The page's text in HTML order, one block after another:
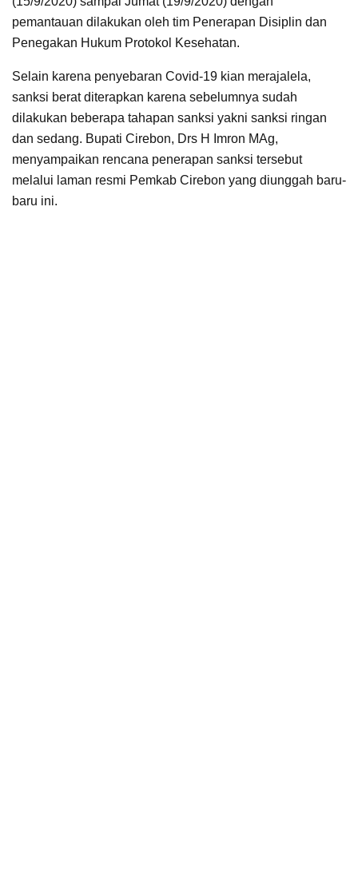
pemantauan dilakukan oleh tim Penerapan Disiplin dan
Penegakan Hukum Protokol Kesehatan.
Selain karena penyebaran Covid-19 kian merajalela,
sanksi berat diterapkan karena sebelumnya sudah
dilakukan beberapa tahapan sanksi yakni sanksi ringan
dan sedang. Bupati Cirebon, Drs H Imron MAg,
menyampaikan rencana penerapan sanksi tersebut
melalui laman resmi Pemkab Cirebon yang diunggah baru-
baru ini.